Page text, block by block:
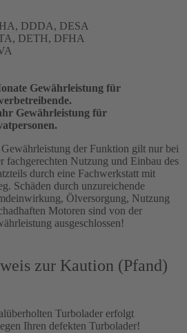
DDDA, DESA
DETH, DFHA
Gewährleistung für
Gewährleistung für
der Funktion gilt nur bei
fachgerechten Nutzung und Einbau des
durch eine Fachwerkstatt mit
Schäden durch unzureichende
Ölversorgung, Nutzung
Motoren sind von der
ausgeschlossen!
zur Kaution (Pfand)
Turbolader erfolgt
Ihren defekten Turbolader!